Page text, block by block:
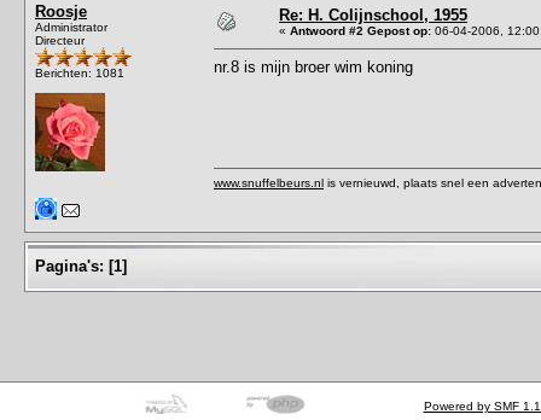
Roosje
Administrator
Directeur
Berichten: 1081
Re: H. Colijnschool, 1955
« Antwoord #2 Gepost op: 06-04-2006,
nr.8 is mijn broer wim koning
www.snuffelbeurs.nl is vernieuwd, plaats snel een
Pagina's: [1]
Powered by SMF